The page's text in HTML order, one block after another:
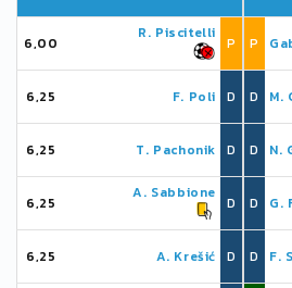
6,00
R. Piscitelli
P
6,25 F. Poli D
6,25 T. Pachonik D
6,25
A. Sabbione
D
6,25 A. Krešić D
P
D M.
D N.
D G.
D F.